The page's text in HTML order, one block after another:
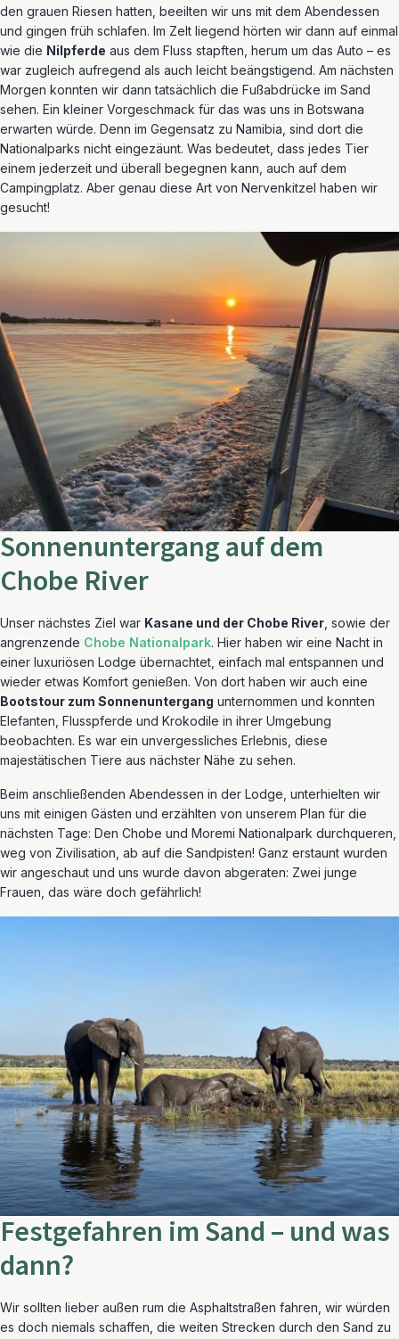
den grauen Riesen hatten, beeilten wir uns mit dem Abendessen
und gingen früh schlafen. Im Zelt liegend hörten wir dann auf einmal
wie die Nilpferde aus dem Fluss stapften, herum um das Auto – es
war zugleich aufregend als auch leicht beängstigend. Am nächsten
Morgen konnten wir dann tatsächlich die Fußabdrücke im Sand
sehen. Ein kleiner Vorgeschmack für das was uns in Botswana
erwarten würde. Denn im Gegensatz zu Namibia, sind dort die
Nationalparks nicht eingezäunt. Was bedeutet, dass jedes Tier
einem jederzeit und überall begegnen kann, auch auf dem
Campingplatz. Aber genau diese Art von Nervenkitzel haben wir
gesucht!
Sonnenuntergang auf dem
Chobe River
Unser nächstes Ziel war Kasane und der Chobe River , sowie der
angrenzende Chobe Nationalpark. Hier haben wir eine Nacht in
einer luxuriösen Lodge übernachtet, einfach mal entspannen und
wieder etwas Komfort genießen. Von dort haben wir auch eine
Bootstour zum Sonnenuntergang unternommen und konnten
Elefanten, Flusspferde und Krokodile in ihrer Umgebung
beobachten. Es war ein unvergessliches Erlebnis, diese
majestätischen Tiere aus nächster Nähe zu sehen.
Beim anschließenden Abendessen in der Lodge, unterhielten wir
uns mit einigen Gästen und erzählten von unserem Plan für die
nächsten Tage: Den Chobe und Moremi Nationalpark durchqueren,
weg von Zivilisation, ab auf die Sandpisten! Ganz erstaunt wurden
wir angeschaut und uns wurde davon abgeraten: Zwei junge
Frauen, das wäre doch gefährlich!
Festgefahren im Sand – und was
dann?
Wir sollten lieber außen rum die Asphaltstraßen fahren, wir würden
es doch niemals schaffen, die weiten Strecken durch den Sand zu